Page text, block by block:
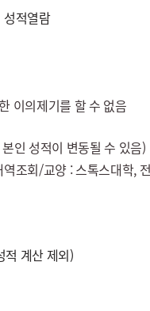
적열람
이의제기를 할 수 없음
인 성적이 변동될 수 있음)
회/교양 : 스톡스대학,
계산 제외)